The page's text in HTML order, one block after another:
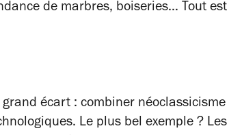
de marbres, boiseries… Tout est
écart : combiner néoclassicisme
Le plus bel exemple ? Les